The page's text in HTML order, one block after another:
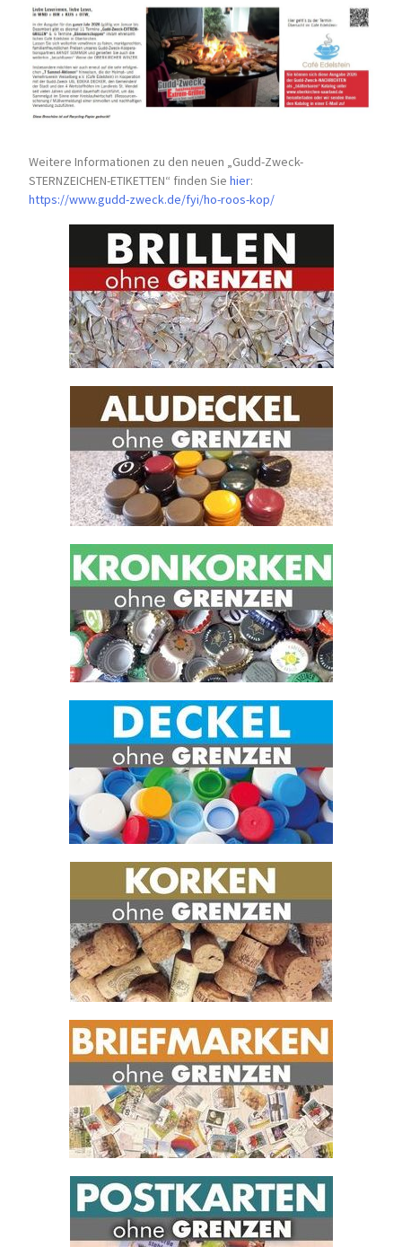
Weitere Informationen zu den neuen „Gudd-Zweck-
STERNZEICHEN-ETIKETTEN“ finden Siehier:
https://www.gudd-zweck.de/fyi/ho-roos-kop/